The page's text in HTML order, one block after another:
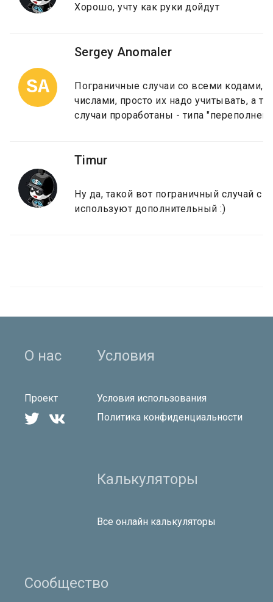
Хорошо, учту как руки дойдут
SA
Sergey Anomaler
Пограничные случаи со всеми кодами,
числами, просто их надо учитывать, а
случаи проработаны - типа
Timur
Ну да, такой вот пограничный случай с
используют дополнительный :)
О нас
Проект
 
Условия
Условия использования
Политика конфиденциальности
Калькуляторы
Все онлайн калькуляторы
Сообщество